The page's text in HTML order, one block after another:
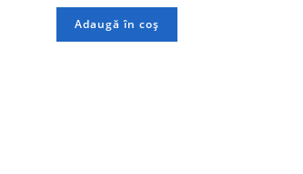
Adaugă în coș